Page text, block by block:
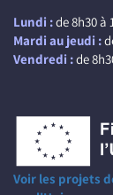
Lundi :de 8h30 à
Mardi au jeudi :
Vendredi :de
Voir les projets